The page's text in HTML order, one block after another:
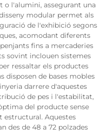
o l'alumini, assegurant una
modular permet als
de l'exhibició segons
acomodant diferents
fins a mercaderies
sovint inclouen sistemes
ressaltar els productes
disposen de bases mobles
darrere d'aquestes
de pes i l'estabilitat,
del producte sense
Aquestes
des de 48 a 72 polzades